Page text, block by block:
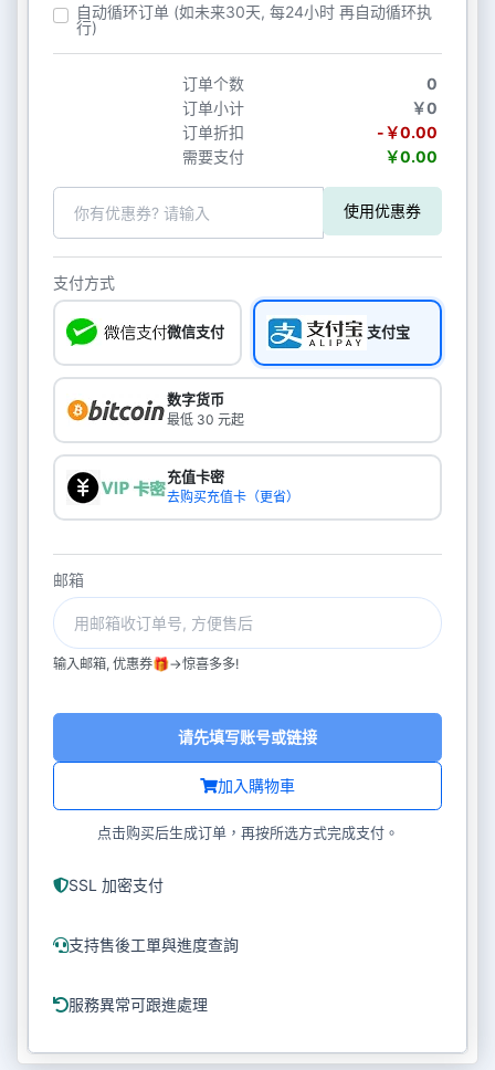
自动循环订单 (如未来30天, 每24小时 再自动循环执
行)
订单个数
0
订单小计
￥0
订单折扣
-￥0.00
需要支付
￥0.00
使用优惠券
支付方式
微信支付 支付宝
数字货币
最低 30 元起
充值卡密
去购买充值卡（更省）
邮箱
输入邮箱, 优惠券🎁->惊喜多多!
加入購物車
请先填写账号或链接
点击购买后生成订单，再按所选方式完成支付。
SSL 加密支付
支持售後工單與進度查詢
服務異常可跟進處理